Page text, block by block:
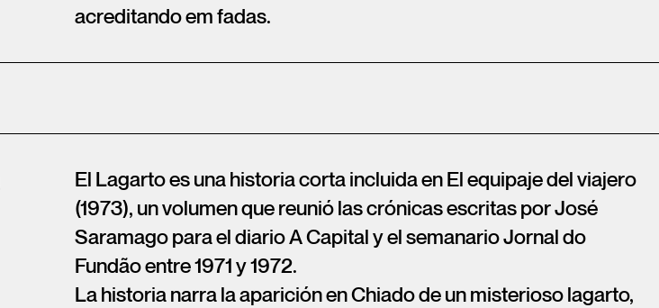
acreditando em fadas.
El Lagarto es una historia corta incluida en El equipaje del viajero
(1973), un volumen que reunió las crónicas escritas por José
Saramago para el diario A Capital y el semanario Jornal do
Fundão entre 1971 y 1972.
La historia narra la aparición en Chiado de un misterioso lagarto,